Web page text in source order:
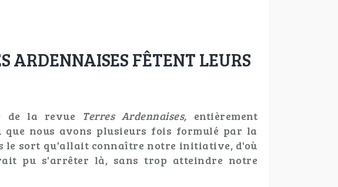
ARDENNAISES FÊTENT LEURS
de la revue Terres Ardennaises, entièrement
que nous avons plusieurs fois formulé par la
le sort qu'allait connaître notre initiative, d'où
pu s'arrêter là, sans trop atteindre notre